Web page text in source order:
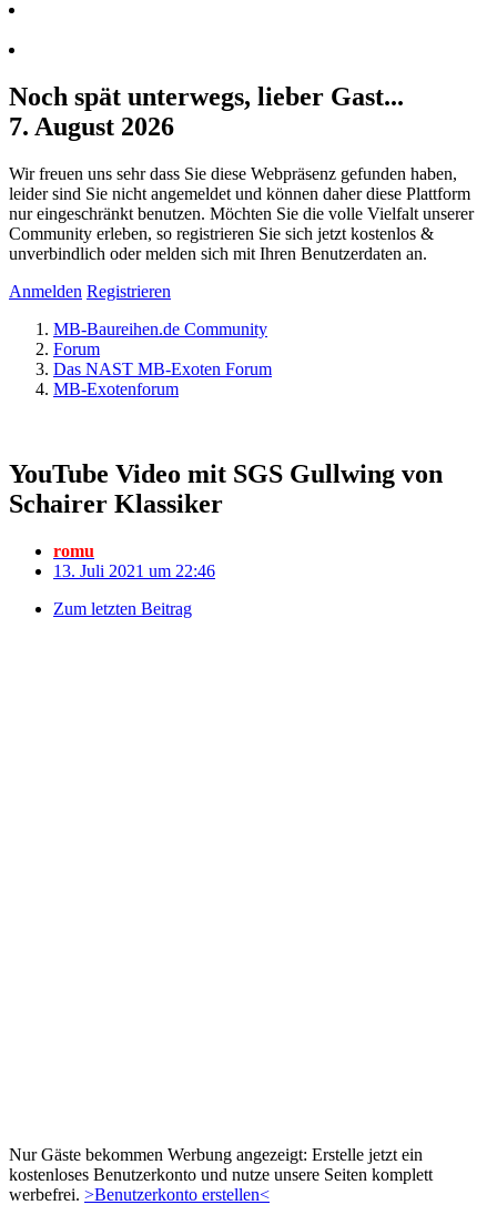
Noch spät unterwegs, lieber Gast...
7. August 2026
Wir freuen uns sehr dass Sie diese Webpräsenz gefunden haben,
leider sind Sie nicht angemeldet und können daher diese Plattform
nur eingeschränkt benutzen. Möchten Sie die volle Vielfalt unserer
Community erleben, so registrieren Sie sich jetzt kostenlos &
unverbindlich oder melden sich mit Ihren Benutzerdaten an.
Anmelden Registrieren
MB-Baureihen.de Community
Forum
Das NAST MB-Exoten Forum
MB-Exotenforum
YouTube Video mit SGS Gullwing von
Schairer Klassiker
romu
13. Juli 2021 um 22:46
Zum letzten Beitrag
Nur Gäste bekommen Werbung angezeigt: Erstelle jetzt ein
kostenloses Benutzerkonto und nutze unsere Seiten komplett
werbefrei. >Benutzerkonto erstellen<